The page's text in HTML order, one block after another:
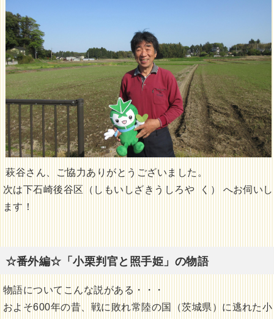
萩谷さん、ご協力ありがとうございました。
次は下石崎後谷区（しもいしざきうしろや く） へお伺いし
ます！
☆番外編☆「小栗判官と照手姫」の物語
物語についてこんな説がある・・・
およそ600年の昔、戦に敗れ常陸の国（茨城県）に逃れた小